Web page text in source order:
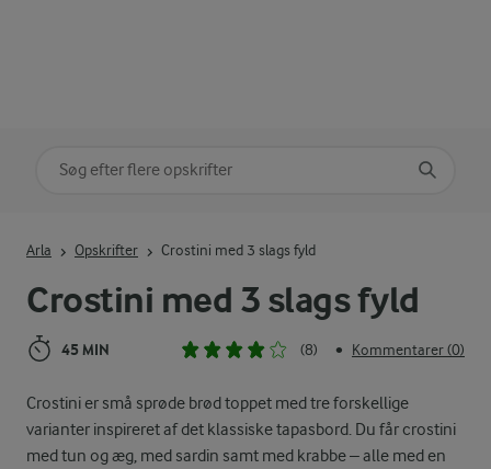
Crostini med 3 slags fyld
45 MIN (8) • Kommentarer (0)
Crostini er små sprøde brød toppet med tre forskellige
varianter inspireret af det klassiske tapasbord. Du får crostini
med tun og æg, med sardin samt med krabbe – alle med en
Arla Opskrifter Crostini med 3 slags fyld
Søg på kategori